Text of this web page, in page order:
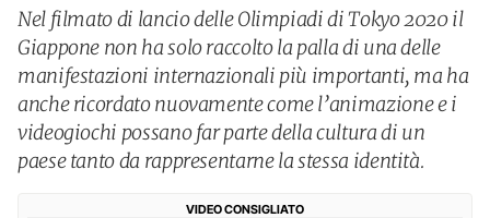
Nel filmato di lancio delle Olimpiadi di Tokyo 2020 il
Giappone non ha solo raccolto la palla di una delle
manifestazioni internazionali più importanti, ma ha
anche ricordato nuovamente come l’animazione e i
videogiochi possano far parte della cultura di un
paese tanto da rappresentarne la stessa identità.
VIDEO CONSIGLIATO